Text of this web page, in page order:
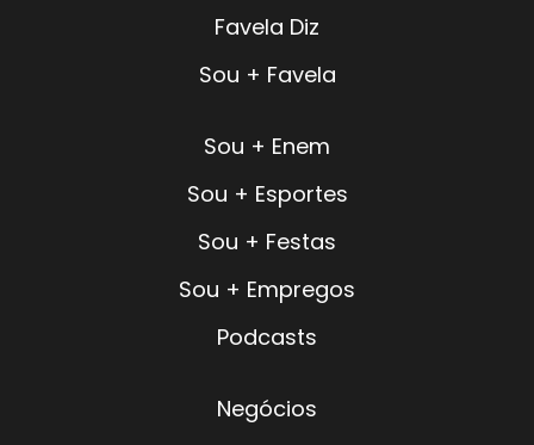
Favela Diz
Sou + Favela
Sou + Enem
Sou + Esportes
Sou + Festas
Sou + Empregos
Podcasts
Negócios